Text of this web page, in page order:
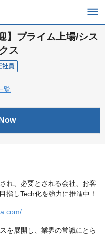
】プライム上場/シス
ス
社員
覧
れ、必要とされる会社、お客
指しTech化を強力に推進中！
を展開し、業界の常識にとら